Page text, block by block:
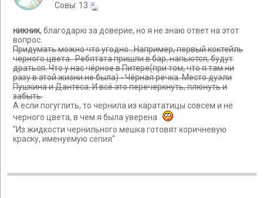
Cовы: 13
никник, благодарю за доверие, но я не знаю ответ на этот
вопрос.
Придумать можно что угодно...Например, первый коктейль
черного цвета. Ребятата пришли в бар, напьются, будут
драться. Что у нас чёрное в Питере(при том, что я там ни
разу в этой жизни не была) - Чёрная речка. Место дуэли
Пушкина и Дантеса. И всё это перечеркнуть, плюнуть и
забыть.
А если погуглить, то чернила из карататицы совсем и не
черного цвета, в чем я была уверена
"Из жидкости чернильного мешка готовят коричневую
краску, именуемую сепия"